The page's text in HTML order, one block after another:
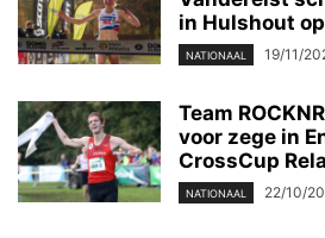
in Hulshout
NATIONAAL 19/11/
Team
voor zege in
CrossCup
NATIONAAL 22/10/